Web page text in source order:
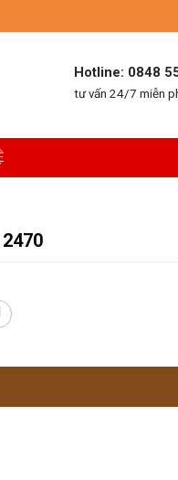
Hotline: 0848
tư vấn 24/7 miễn